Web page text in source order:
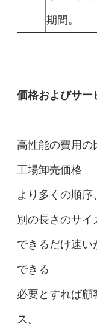
期間。
価格およびサー
高性能の費用の
工場卸売価格
より多くの順序
別の長さのサイ
できるだけ速い
できる
必要とすれば顧
ス。